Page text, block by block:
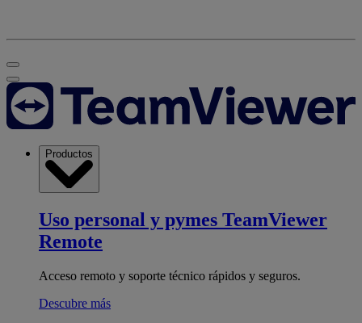
Productos
Uso personal y pymes TeamViewer
Remote
Acceso remoto y soporte técnico rápidos y seguros.
Descubre más